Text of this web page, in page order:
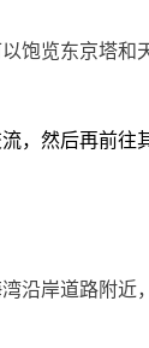
饱览东京塔
，然后再前往
沿岸道路附